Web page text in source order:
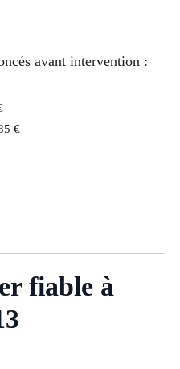
avant intervention :
€
fiable à